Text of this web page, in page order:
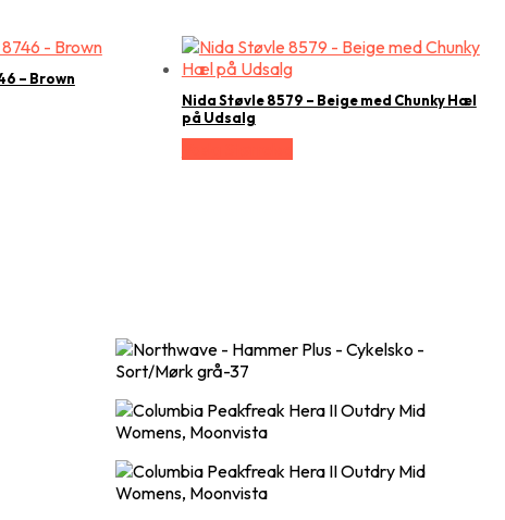
– Brown
Nida Støvle 8579 – Beige med Chunky Hæl
på Udsalg